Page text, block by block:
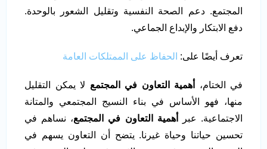
المجتمع. دعم الصحة النفسية وتقليل الشعور بالوحدة.
دفع الابتكار والإبداع الجماعي.
تعرف أيضًا على: الحفاظ على الممتلكات العامة
في الختام، أهمية التعاون في المجتمع لا يمكن التقليل
منها، فهو الأساس في بناء النسيج المجتمعي والمتانة
الاجتماعية. عبر
أهمية التعاون في المجتمع، نساهم في
تحسين حياتنا وحياة غيرنا. يتضح أن التعاون يسهم في